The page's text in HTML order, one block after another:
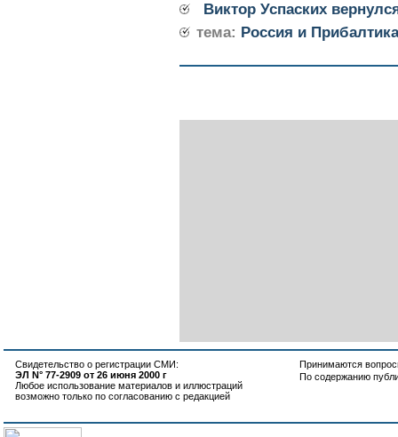
Виктор Успаских
тема: Россия и Прибалтика
Свидетельство о регистрации СМИ:
ЭЛ N° 77-2909 от 26 июня 2000 г
Любое использование материалов и иллюстраций
возможно только по согласованию с редакцией
Принимаются
По содержанию